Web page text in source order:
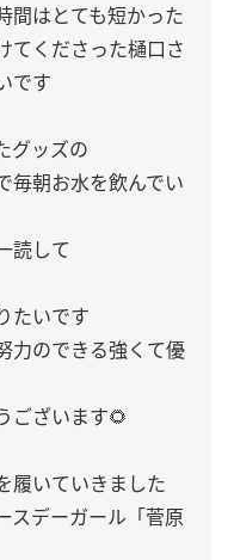
間はとても短かった
てくださった樋口さ
です
グッズの
毎朝お水を飲んでい
読して
たいです
力のできる強くて優
ございます🌻
履いていきました
スデーガール「菅原